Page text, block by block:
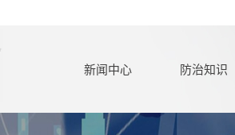
新闻中心
行业动态
防治知识